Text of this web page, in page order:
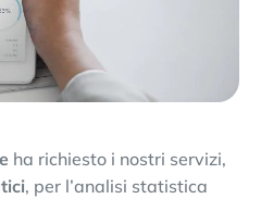
ha richiesto i nostri servizi,
, per l’analisi statistica